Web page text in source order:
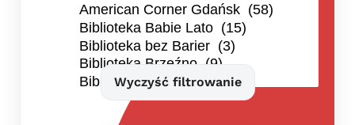
Wyczyść filtrowanie